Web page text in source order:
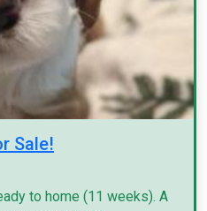
Sale!
to home (11 weeks). A